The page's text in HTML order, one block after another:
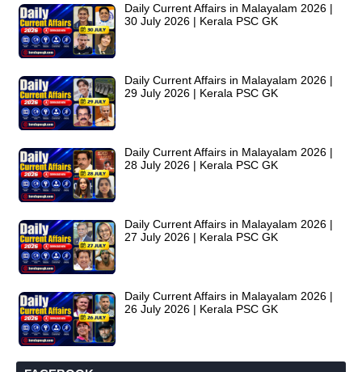
Daily Current Affairs in Malayalam 2026 |
30 July 2026 | Kerala PSC GK
Daily Current Affairs in Malayalam 2026 |
29 July 2026 | Kerala PSC GK
Daily Current Affairs in Malayalam 2026 |
28 July 2026 | Kerala PSC GK
Daily Current Affairs in Malayalam 2026 |
27 July 2026 | Kerala PSC GK
Daily Current Affairs in Malayalam 2026 |
26 July 2026 | Kerala PSC GK